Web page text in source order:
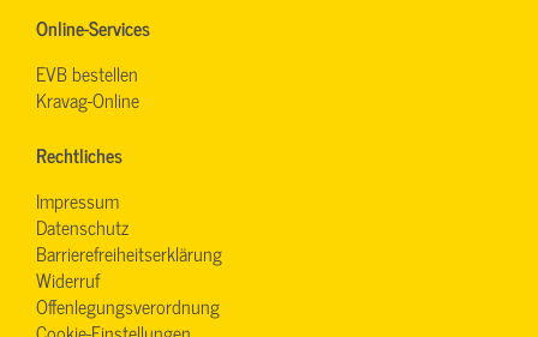
Online-Services
EVB bestellen
Kravag-Online
Rechtliches
Impressum
Datenschutz
Barrierefreiheitserklärung
Widerruf
Offenlegungsverordnung